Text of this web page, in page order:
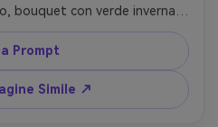
bouquet con verde invernale
cade leggera, controluce
70-200mm f/2.8 a 135mm,
dettaglio nitido della
stile editoriale matrimonio
--ar 4:5
Prompt
Simile ↗